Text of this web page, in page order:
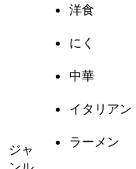
ジャ
洋食
にく
中華
イタリアン
ラーメン